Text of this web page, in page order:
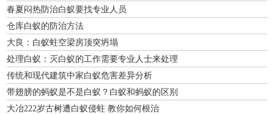
春夏闷热防治白蚁要找专业人员
仓库白蚁的防治方法
大良：白蚁蛀空梁房顶突坍塌
处理白蚁：灭白蚁的工作需要专业人士来处理
传统和现代建筑中家白蚁危害差异分析
带翅膀的蚂蚁是不是白蚁？白蚁和蚂蚁的区别
大冶222岁古树遭白蚁侵蛀 教你如何根治